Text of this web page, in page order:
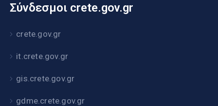
Σύνδεσμοι crete.gov.gr
crete.gov.gr
it.crete.gov.gr
gis.crete.gov.gr
gdme.crete.gov.gr